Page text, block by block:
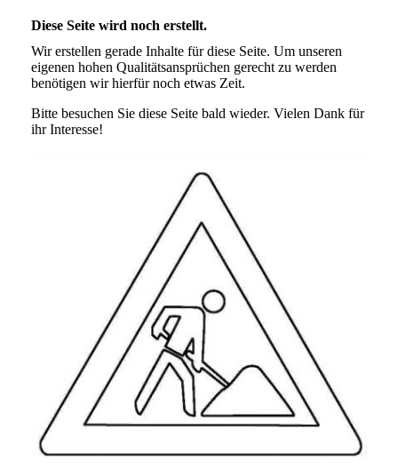
Diese Seite wird noch erstellt.
Wir erstellen gerade Inhalte für diese Seite. Um unseren
eigenen hohen Qualitätsansprüchen gerecht zu werden
benötigen wir hierfür noch etwas Zeit.
Bitte besuchen Sie diese Seite bald wieder. Vielen Dank für
ihr Interesse!